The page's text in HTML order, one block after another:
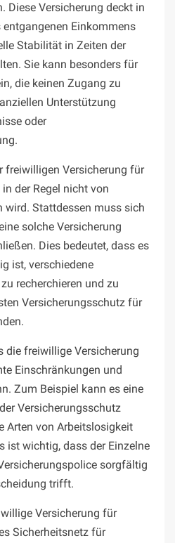
Diese Versicherung deckt in
entgangenen Einkommens
Stabilität in Zeiten der
Sie kann besonders für
die keinen Zugang zu
Unterstützung
oder
freiwilligen Versicherung für
der Regel nicht von
wird. Stattdessen muss sich
solche Versicherung
Dies bedeutet, dass es
ist, verschiedene
recherchieren und zu
Versicherungsschutz für
die freiwillige Versicherung
Einschränkungen und
Zum Beispiel kann es eine
Versicherungsschutz
Arten von Arbeitslosigkeit
ist wichtig, dass der Einzelne
sorgfältig
trifft.
Versicherung für
Sicherheitsnetz für